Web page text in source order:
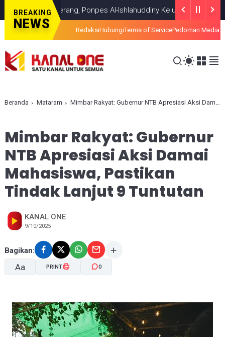
BREAKING
NEWS
Terang, Ponpes Al-Ishlahuddiny Keluarkan Maklumlat
RedaksiHubungiTerms of ServicePedoman Media
Beranda Mataram Mimbar Rakyat: Gubernur NTB Apresiasi Aksi Damai Mahasiswa, Pastikan Tindak Lanjut 9 Tuntutan
Mimbar Rakyat: Gubernur
NTB Apresiasi Aksi Damai
Mahasiswa, Pastikan
Tindak Lanjut 9 Tuntutan
KANAL ONE
9/10/2025
Bagikan:
Aa
A- A+
PRINT 0